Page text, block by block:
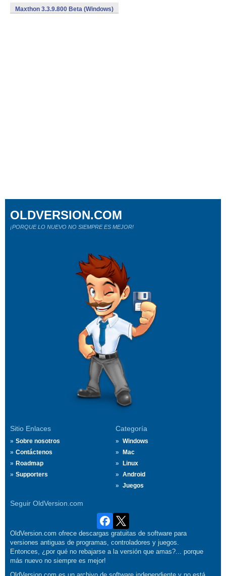
Maxthon 3.3.9.800 Beta (Windows)
Sitio Enlaces
Sobre nosotros
Contáctenos
Roadmap
Supporters
Categoría
Windows
Mac
Linux
Android
Juegos
Seguir OldVersion.com
OLDVERSION.COM
¡PORQUE LO NUEVO NO SIEMPRE ES MEJOR!
OldVersion.com ofrece descargas gratuitas de software para
versiones antiguas de programas, controladores y juegos.
Entonces, ¿por qué no rebajarse a la versión que amas?... porque
más nuevo no siempre es mejor!